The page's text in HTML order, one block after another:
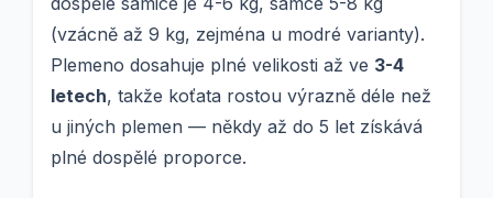
(vzácně až 9 kg, zejména u modré varianty).
Plemeno dosahuje plné velikosti až ve 3-4
letech, takže koťata rostou výrazně déle než
u jiných plemen — někdy až do 5 let získává
plné dospělé proporce.